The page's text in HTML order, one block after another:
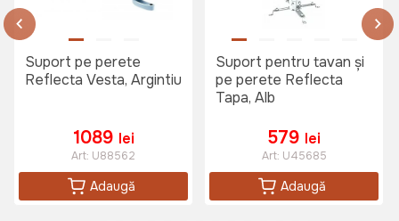
Suport pe perete
Reflecta Vesta, Argintiu
1089 lei
Art: U88562
Adaugă
Suport pentru tavan și
pe perete Reflecta
Tapa, Alb
579 lei
Art: U45685
Adaugă